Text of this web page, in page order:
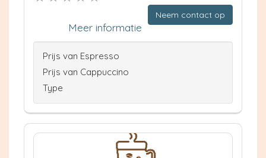
Neem contact op
Meer informatie
Prijs van Espresso
Prijs van Cappuccino
Type